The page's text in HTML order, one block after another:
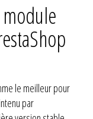
le meilleur pour
par